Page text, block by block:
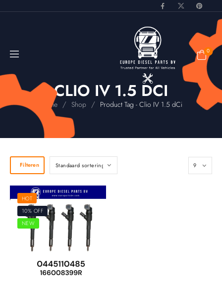
0
CLIO IV 1.5 DCI
Home / Shop / Product Tag - Clio IV 1.5 dCi
Filteren
HOT
10% OFF
NEW